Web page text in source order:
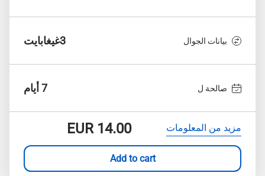
بيانات الجوال 3غيغابايت
صالحة ل 7 أيام
مزيد من المعلومات EUR14.00
Add to cart